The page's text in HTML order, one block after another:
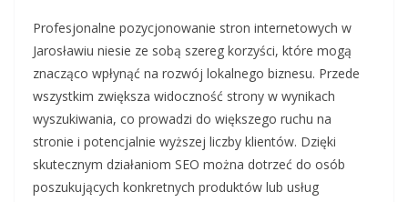
Profesjonalne pozycjonowanie stron internetowych w
Jarosławiu niesie ze sobą szereg korzyści, które mogą
znacząco wpłynąć na rozwój lokalnego biznesu. Przede
wszystkim zwiększa widoczność strony w wynikach
wyszukiwania, co prowadzi do większego ruchu na
stronie i potencjalnie wyższej liczby klientów. Dzięki
skutecznym działaniom SEO można dotrzeć do osób
poszukujących konkretnych produktów lub usług